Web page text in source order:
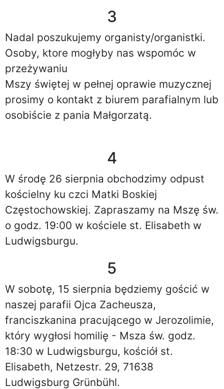
3
Nadal poszukujemy organisty/organistki.
Osoby, ktore mogłyby nas wspomóc w
przeżywaniu
Mszy świętej w pełnej oprawie muzycznej
prosimy o kontakt z biurem parafialnym lub
osobiście z pania Małgorzatą.
4
W środę 26 sierpnia obchodzimy odpust
kościelny ku czci Matki Boskiej
Częstochowskiej. Zapraszamy na Mszę św.
o godz. 19:00 w kościele st. Elisabeth w
Ludwigsburgu.
5
W sobotę, 15 sierpnia będziemy gościć w
naszej parafii Ojca Zacheusza,
franciszkanina pracującego w Jerozolimie,
który wygłosi homilię - Msza św. godz.
18:30 w Ludwigsburgu, kościół st.
Elisabeth, Netzestr. 29, 71638
Ludwigsburg Grünbühl.